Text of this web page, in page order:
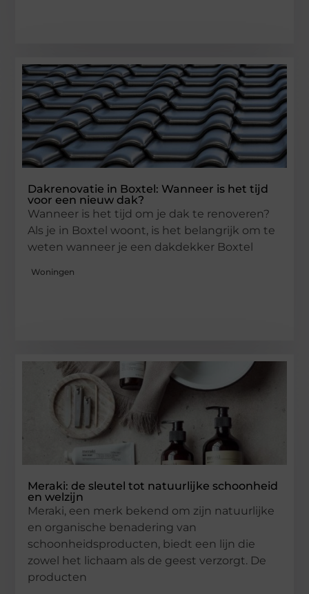
Dakrenovatie in Boxtel: Wanneer is het tijd
voor een nieuw dak?
Wanneer is het tijd om je dak te renoveren?
Als je in Boxtel woont, is het belangrijk om te
weten wanneer je een dakdekker Boxtel
Woningen
Meraki: de sleutel tot natuurlijke schoonheid
en welzijn
Meraki, een merk bekend om zijn natuurlijke
en organische benadering van
schoonheidsproducten, biedt een lijn die
zowel het lichaam als de geest verzorgt. De
producten